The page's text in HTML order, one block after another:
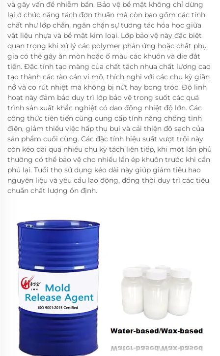
và gây vấn đề nhiễm bẩn. Bảo vệ bề mặt không chỉ dừng
lại ở chức năng tách đơn thuần mà còn bao gồm các tính
chất như lớp chắn, ngăn chặn sự tương tác hóa học giữa
vật liệu nhựa và bề mặt kim loại. Lớp bảo vệ này đặc biệt
quan trọng khi xử lý các polymer phản ứng hoặc chất phụ
gia có thể gây ăn mòn hoặc ố màu các khuôn và die đắt
tiền. Đặc tính tạo màng của chất tách nhựa chất lượng cao
tạo thành các rào cản vi mô, thích nghi với các chu kỳ giãn
nở và co rút nhiệt mà không bị nứt hay bong tróc. Độ linh
hoạt này đảm bảo duy trì lớp bảo vệ trong suốt các quá
trình sản xuất khắc nghiệt có dao động nhiệt độ lớn. Các
công thức tiên tiến cũng cung cấp tính năng chống tĩnh
điện, giảm thiểu việc hấp thụ bụi và cải thiện độ sạch của
sản phẩm cuối cùng. Các đặc tính hiệu suất vượt trội này
còn kéo dài qua nhiều chu kỳ tách liên tiếp, khi một lần phủ
thường có thể bảo vệ cho nhiều lần ép khuôn trước khi cần
phủ lại. Tuổi thọ sử dụng kéo dài này giúp giảm tiêu hao
nguyên liệu và yêu cầu lao động, đồng thời duy trì các tiêu
chuẩn chất lượng ổn định.